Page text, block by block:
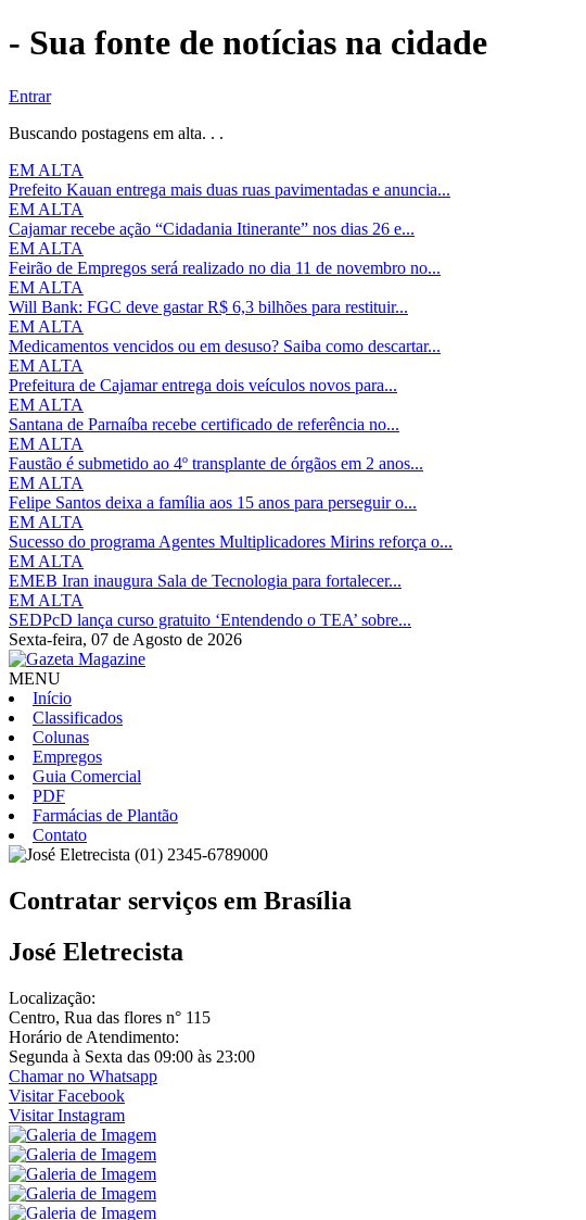
- Sua fonte de notícias na cidade
Entrar
Buscando postagens em alta. . .
EM ALTA
Prefeito Kauan entrega mais duas ruas pavimentadas e anuncia...
EM ALTA
Cajamar recebe ação “Cidadania Itinerante” nos dias 26 e...
EM ALTA
Feirão de Empregos será realizado no dia 11 de novembro no...
EM ALTA
Will Bank: FGC deve gastar R$ 6,3 bilhões para restituir...
EM ALTA
Medicamentos vencidos ou em desuso? Saiba como descartar...
EM ALTA
Prefeitura de Cajamar entrega dois veículos novos para...
EM ALTA
Santana de Parnaíba recebe certificado de referência no...
EM ALTA
Faustão é submetido ao 4º transplante de órgãos em 2 anos...
EM ALTA
Felipe Santos deixa a família aos 15 anos para perseguir o...
EM ALTA
Sucesso do programa Agentes Multiplicadores Mirins reforça o...
EM ALTA
EMEB Iran inaugura Sala de Tecnologia para fortalecer...
EM ALTA
SEDPcD lança curso gratuito ‘Entendendo o TEA’ sobre...
Sexta-feira, 07 de Agosto de 2026
MENU
Início
Classificados
Colunas
Empregos
Guia Comercial
PDF
Farmácias de Plantão
Contato
(01) 2345-6789000
Contratar serviços em Brasília
José Eletrecista
Localização:
Centro, Rua das flores n° 115
Horário de Atendimento:
Segunda à Sexta das 09:00 às 23:00
Chamar no Whatsapp
VisitarFacebook
VisitarInstagram